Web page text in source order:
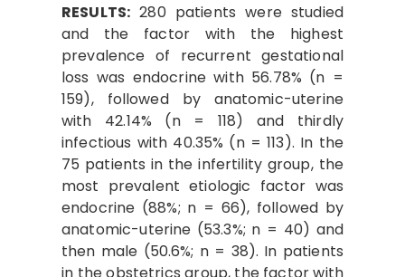
RESULTS: 280 patients were studied
and the factor with the highest
prevalence of recurrent gestational
loss was endocrine with 56.78% (n =
159), followed by anatomic-uterine
with 42.14% (n = 118) and thirdly
infectious with 40.35% (n = 113). In the
75 patients in the infertility group, the
most prevalent etiologic factor was
endocrine (88%; n = 66), followed by
anatomic-uterine (53.3%; n = 40) and
then male (50.6%; n = 38). In patients